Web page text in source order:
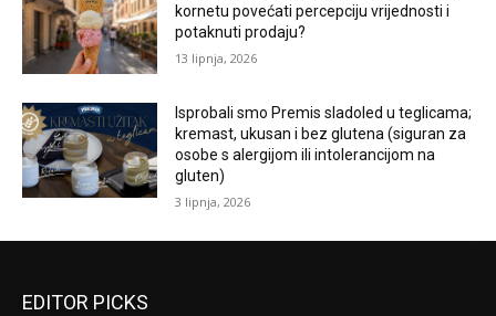
kornetu povećati percepciju vrijednosti i
potaknuti prodaju?
13 lipnja, 2026
Isprobali smo Premis sladoled u teglicama;
kremast, ukusan i bez glutena (siguran za
osobe s alergijom ili intolerancijom na
gluten)
3 lipnja, 2026
EDITOR PICKS